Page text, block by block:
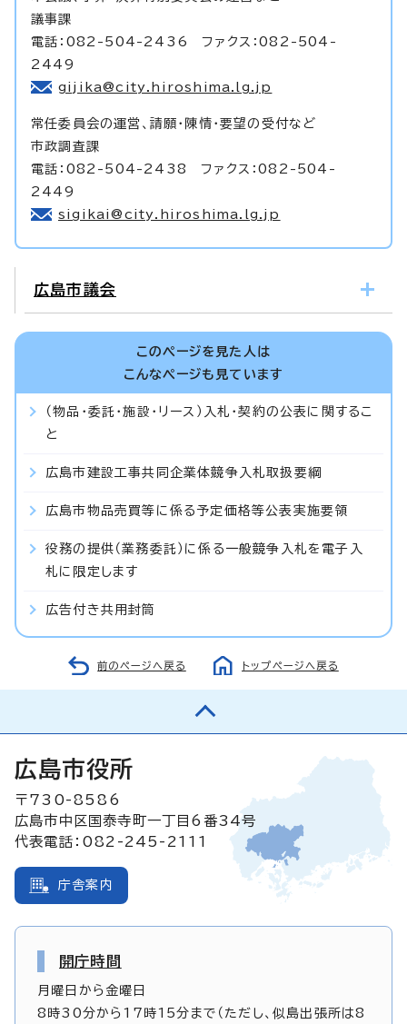
議事課
電話：082-504-2436 ファクス：082-504-
2449
gijika@city.hiroshima.lg.jp
常任委員会の運営、請願・陳情・要望の受付など
市政調査課
電話：082-504-2438 ファクス：082-504-
2449
sigikai@city.hiroshima.lg.jp
広島市議会
このページを見た人は
こんなページも見ています
（物品・委託・施設・リース）入札・契約の公表に関するこ
と
広島市建設工事共同企業体競争入札取扱要綱
広島市物品売買等に係る予定価格等公表実施要領
役務の提供（業務委託）に係る一般競争入札を電子入
札に限定します
広告付き共用封筒
前のページへ戻る トップページへ戻る
広島市役所
〒730-8586
広島市中区国泰寺町一丁目6番34号
代表電話：082-245-2111
庁舎案内
開庁時間
月曜日から金曜日
8時30分から17時15分まで（ただし、似島出張所は8